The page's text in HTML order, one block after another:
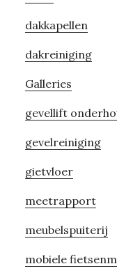
dakkapellen
dakreiniging
Galleries
gevellift
gevelreiniging
gietvloer
meetrapport
meubelspuiterij
mobiele